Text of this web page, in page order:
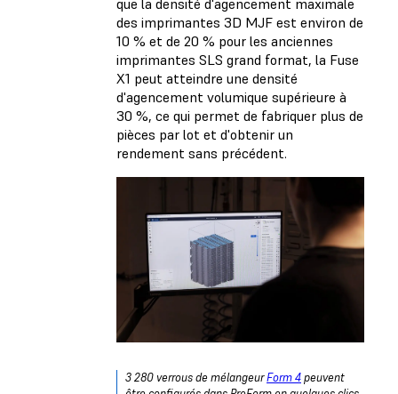
que la densité d'agencement maximale
des imprimantes 3D MJF est environ de
10 % et de 20 % pour les anciennes
imprimantes SLS grand format, la Fuse
X1 peut atteindre une densité
d'agencement volumique supérieure à
30 %, ce qui permet de fabriquer plus de
pièces par lot et d'obtenir un
rendement sans précédent.
3 280 verrous de mélangeurForm 4peuvent